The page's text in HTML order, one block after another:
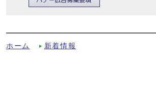
ホーム 新着情報